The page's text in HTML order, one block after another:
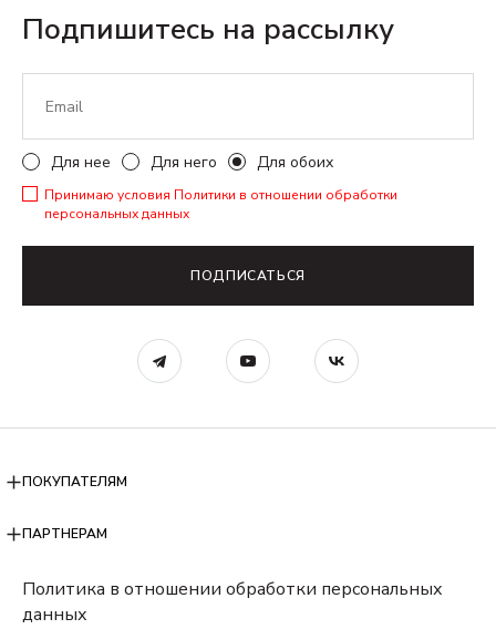
Подпишитесь на рассылку
Для нее Для него Для обоих
Принимаю условия Политики в отношении обработки
персональных данных
ПОДПИСАТЬСЯ
ПОКУПАТЕЛЯМ
ПАРТНЕРАМ
Политика в отношении обработки персональных
данных